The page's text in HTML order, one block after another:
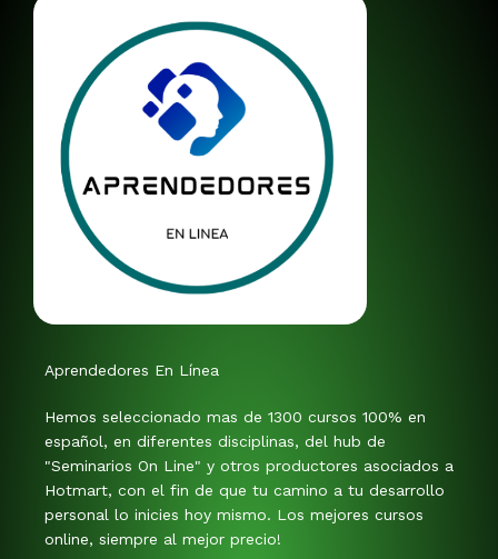
Aprendedores En Línea
Hemos seleccionado mas de 1300 cursos 100% en
español, en diferentes disciplinas, del hub de
"Seminarios On Line" y otros productores asociados a
Hotmart, con el fin de que tu camino a tu desarrollo
personal lo inicies hoy mismo. Los mejores cursos
online, siempre al mejor precio!